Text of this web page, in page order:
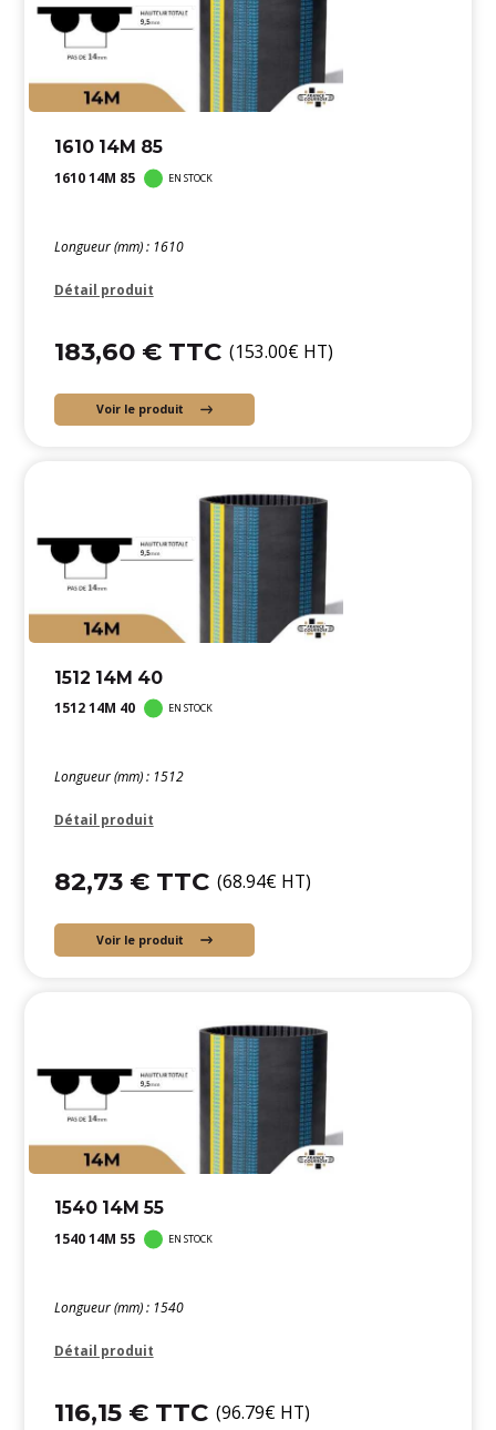
1610 14M 85
1610 14M 85 EN STOCK
Longueur (mm) : 1610
Détail produit
183,60 € TTC (153.00€ HT)
Voir le produit
1512 14M 40
1512 14M 40 EN STOCK
Longueur (mm) : 1512
Détail produit
82,73 € TTC (68.94€ HT)
Voir le produit
1540 14M 55
1540 14M 55 EN STOCK
Longueur (mm) : 1540
Détail produit
116,15 € TTC (96.79€ HT)